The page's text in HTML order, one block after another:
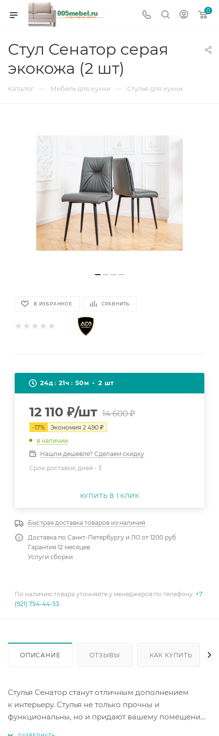
0
Стул Сенатор серая
экокожа (2 шт)
Каталог — Мебель для кухни — Стулья для кухни
В ИЗБРАННОЕ СРАВНИТЬ
24д 21ч 50м 2 шт
12 110 ₽/шт 14 600₽
-17% Экономия 2 490 ₽
в наличии
Нашли дешевле? Сделаем скидку
Срок доставки, дней - 3
КУПИТЬ В 1 КЛИК
Быстрая доставка товаров из наличия
Доставка по Санкт-Петербургу и ЛО от 1200 руб
Гарантия 12 месяцев.
Услуги сборки
По наличию товара уточняйте у менеджеров по телефону: +7
(921) 754-44-53
ОПИСАНИЕ ОТЗЫВЫ КАК КУПИТЬ
Стулья Сенатор станут отличным дополнением
к интерьеру. Стулья не только прочны и
функциональны, но и придают вашему помещению